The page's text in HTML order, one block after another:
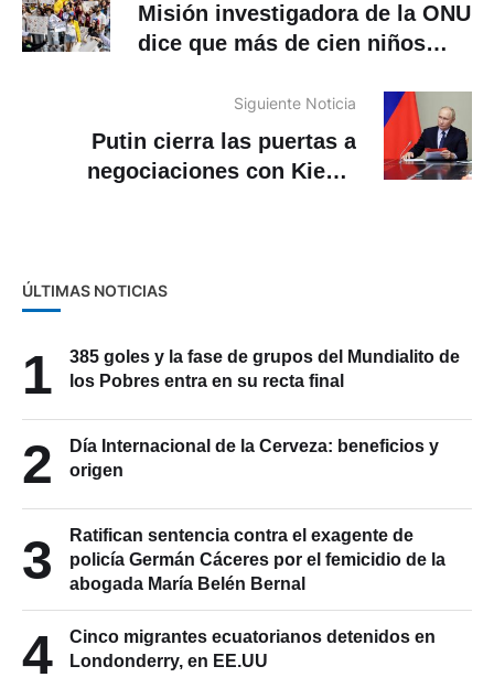
Misión investigadora de la ONU
dice que más de cien niños
Siguiente Noticia
Putin cierra las puertas a
negociaciones con Kiev y
ÚLTIMAS NOTICIAS
1
385 goles y la fase de grupos del Mundialito de
los Pobres entra en su recta final
2
Día Internacional de la Cerveza: beneficios y
origen
3
Ratifican sentencia contra el exagente de
policía Germán Cáceres por el femicidio de la
abogada María Belén Bernal
4
Cinco migrantes ecuatorianos detenidos en
Londonderry, en EE.UU